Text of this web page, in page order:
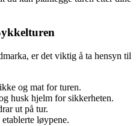
er det viktig å ta hensyn til
og mat for turen.
husk hjelm for sikkerheten.
ut på tur.
løypene.